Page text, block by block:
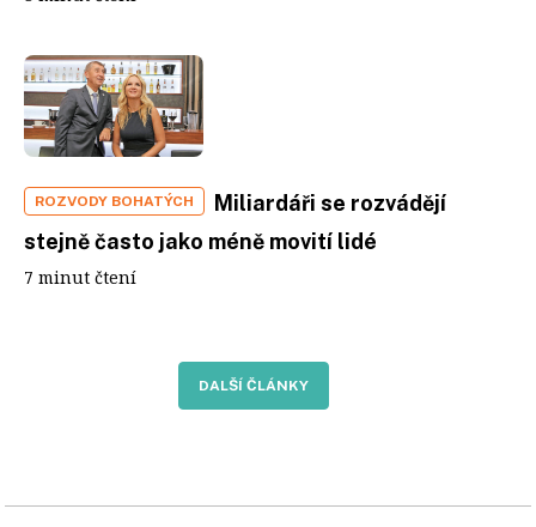
ROZVODY BOHATÝCH
Miliardáři se rozvádějí
stejně často jako méně movití lidé
7 minut čtení
DALŠÍ ČLÁNKY